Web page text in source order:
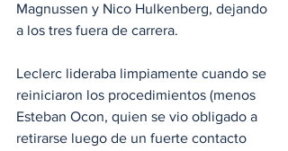
Magnussen y Nico Hulkenberg, dejando
a los tres fuera de carrera.
Leclerc lideraba limpiamente cuando se
reiniciaron los procedimientos (menos
Esteban Ocon, quien se vio obligado a
retirarse luego de un fuerte contacto